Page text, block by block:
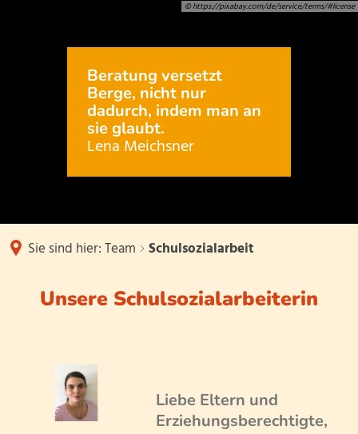
Schulprofil
Schwerpunktschule für Inklusion
Naturparkschule
Team
Kollegium
Unser
Schulsozialarbeit
TermineKontakt
Infos
Downloads/Links/Formulare
Inklusives Zirkusprojekt
Lesewettbewerb
© https://pixabay.com/de/service/terms/#license
Beratung versetzt
Berge, nicht nur
dadurch, indem man an
sie glaubt.
Lena Meichsner
Sie sind hier:Team Schulsozialarbeit
Schulsozialarbeit
Unsere Schulsozialarbeiterin
Liebe Eltern und
Erziehungsberechtigte,